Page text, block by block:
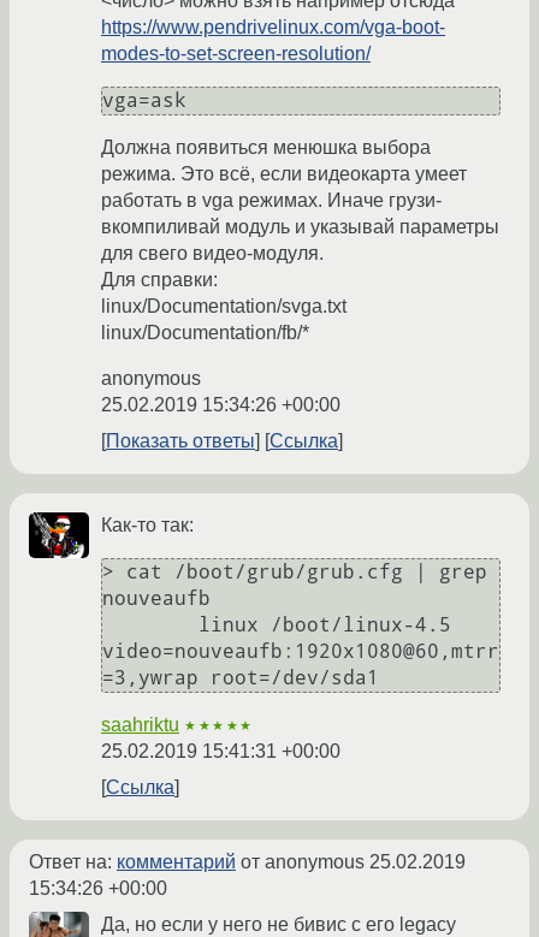
https://www.pendrivelinux.com/vga-boot-
modes-to-set-screen-resolution/
vga=ask
Должна появиться менюшка выбора
режима. Это всё, если видеокарта умеет
работать в vga режимах. Иначе грузи-
вкомпиливай модуль и указывай параметры
для свего видео-модуля.
Для справки:
linux/Documentation/svga.txt
linux/Documentation/fb/*
anonymous
25.02.2019 15:34:26 +00:00
Показать ответы
Ссылка
Как-то так:
> cat /boot/grub/grub.cfg | grep
nouveaufb
video=nouveaufb:1920x1080@60,mtrr
saahriktu ★★★★★
25.02.2019 15:41:31 +00:00
Ссылка
Ответ на: комментарий от anonymous 25.02.2019
15:34:26 +00:00
Да, но если у него не бивис с его legacy